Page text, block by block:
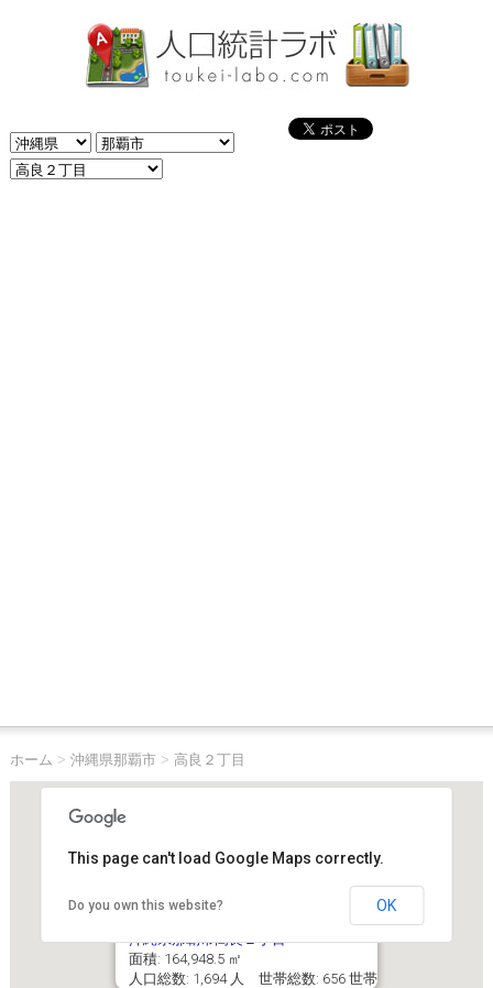
ホーム > 沖縄県那覇市> 高良２丁目
沖縄県那覇市高良２丁目
面積: 164,948.5 ㎡
人口総数: 1,694 人 世帯総数: 656 世帯
This page can't load Google Maps correctly.
Do you own this website? OK